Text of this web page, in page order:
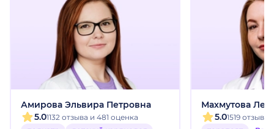
Амирова Эльвира Петровна
5.01132 отзыва и 481 оценка
Махмутова
5.01519